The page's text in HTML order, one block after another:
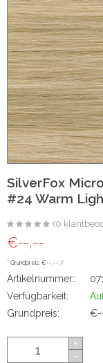
made
20 inch | Luxe &
Wave
SilverFox
#24 Warm
(0
€--,--
* Grundpreis: €--,-- /
Artikelnummer::
Verfügbarkeit:
Grundpreis:
+
-